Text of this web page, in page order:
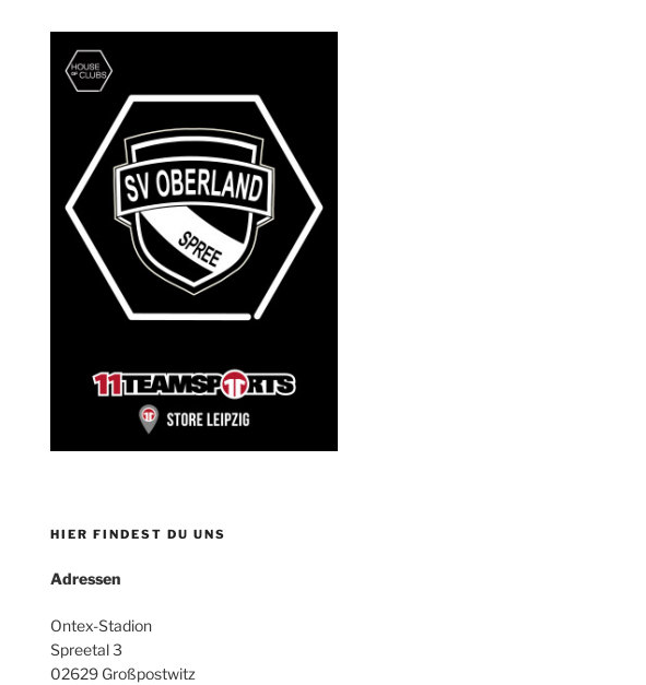
HIER FINDEST DU UNS
Adressen
Ontex-Stadion
Spreetal 3
02629 Großpostwitz